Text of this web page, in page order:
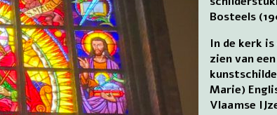
Bosteels
In de kerk
zien van
Marie)
Vlaamse